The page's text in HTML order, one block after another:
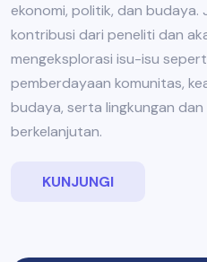
ekonomi, politik, dan budaya.
kontribusi dari peneliti dan
mengeksplorasi isu-isu
pemberdayaan komunitas,
budaya, serta lingkungan
berkelanjutan.
KUNJUNGI